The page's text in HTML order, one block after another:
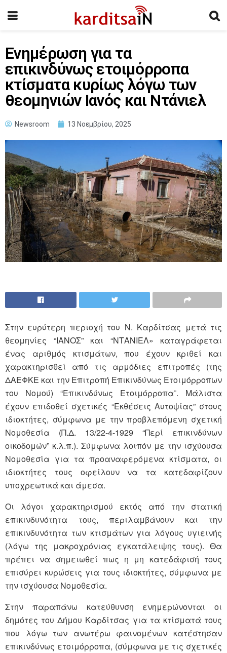
Ενημέρωση για τα
επικινδύνως ετοιμόρροπα
κτίσματα κυρίως λόγω των
θεομηνιών Ιανός και Ντάνιελ
Newsroom 13 Νοεμβρίου, 2025
Στην ευρύτερη περιοχή του Ν. Καρδίτσας μετά τις
θεομηνίες “ΙΑΝΟΣ” και “ΝΤΑΝΙΕΛ» καταγράφεται
ένας αριθμός κτισμάτων, που έχουν κριθεί και
χαρακτηρισθεί από τις αρμόδιες επιτροπές (της
ΔΑΕΦΚΕ και την Επιτροπή Επικινδύνως Ετοιμόρροπων
του Νομού) “Επικινδύνως Ετοιμόρροπα¨. Μάλιστα
έχουν επιδοθεί σχετικές “Εκθέσεις Αυτοψίας” στους
ιδιοκτήτες, σύμφωνα με την προβλεπόμενη σχετική
Νομοθεσία (Π.Δ. 13/22-4-1929 “Περί επικινδύνων
οικοδομών” κ.λ.π.). Σύμφωνα λοιπόν με την ισχύουσα
Νομοθεσία για τα προαναφερόμενα κτίσματα, οι
ιδιοκτήτες τους οφείλουν να τα κατεδαφίζουν
υποχρεωτικά και άμεσα.
Οι λόγοι χαρακτηρισμού εκτός από την στατική
επικινδυνότητα τους, περιλαμβάνουν και την
επικινδυνότητα των κτισμάτων για λόγους υγιεινής
(λόγω της μακροχρόνιας εγκατάλειψης τους). Θα
πρέπει να σημειωθεί πως η μη κατεδάφισή τους
επισύρει κυρώσεις για τους ιδιοκτήτες, σύμφωνα με
την ισχύουσα Νομοθεσία.
Στην παραπάνω κατεύθυνση ενημερώνονται οι
δημότες του Δήμου Καρδίτσας για τα κτίσματά τους
που λόγω των ανωτέρω φαινομένων κατέστησαν
επικινδύνως ετοιμόρροπα, (σύμφωνα με τις σχετικές